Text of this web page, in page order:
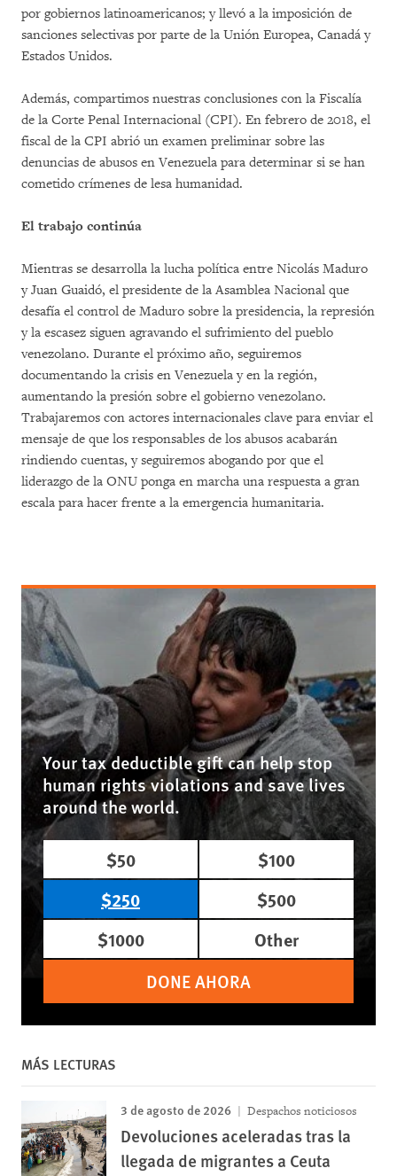
por gobiernos latinoamericanos; y llevó a la imposición de
sanciones selectivas por parte de la Unión Europea, Canadá y
Estados Unidos.
Además, compartimos nuestras conclusiones con la Fiscalía
de la Corte Penal Internacional (CPI). En febrero de 2018, el
fiscal de la CPI abrió un examen preliminar sobre las
denuncias de abusos en Venezuela para determinar si se han
cometido crímenes de lesa humanidad.
El trabajo continúa
Mientras se desarrolla la lucha política entre Nicolás Maduro
y Juan Guaidó, el presidente de la Asamblea Nacional que
desafía el control de Maduro sobre la presidencia, la represión
y la escasez siguen agravando el sufrimiento del pueblo
venezolano. Durante el próximo año, seguiremos
documentando la crisis en Venezuela y en la región,
aumentando la presión sobre el gobierno venezolano.
Trabajaremos con actores internacionales clave para enviar el
mensaje de que los responsables de los abusos acabarán
rindiendo cuentas, y seguiremos abogando por que el
liderazgo de la ONU ponga en marcha una respuesta a gran
escala para hacer frente a la emergencia humanitaria.
Your tax deductible gift can help stop
human rights violations and save lives
around the world.
$50
$100
$250
$500
$1000
Other
DONE AHORA
MÁS LECTURAS
3 de agosto de 2026 Despachos noticiosos
Devoluciones aceleradas tras la
llegada de migrantes a Ceuta